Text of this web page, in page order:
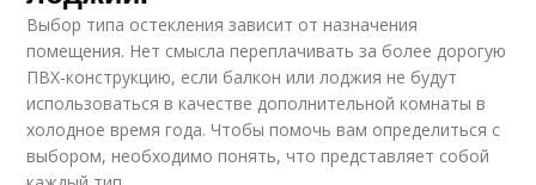
Выбор типа остекления зависит от назначения
помещения. Нет смысла переплачивать за более дорогую
ПВХ-конструкцию, если балкон или лоджия не будут
использоваться в качестве дополнительной комнаты в
холодное время года. Чтобы помочь вам определиться с
выбором, необходимо понять, что представляет собой